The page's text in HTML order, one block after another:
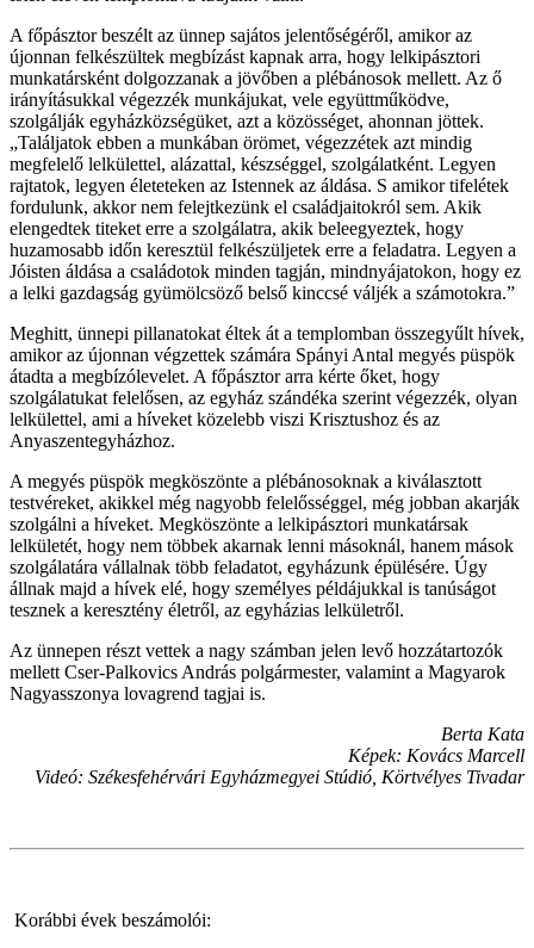
A főpásztor beszélt az ünnep sajátos jelentőségéről, amikor az
újonnan felkészültek megbízást kapnak arra, hogy lelkipásztori
munkatársként dolgozzanak a jövőben a plébánosok mellett. Az ő
irányításukkal végezzék munkájukat, vele együttműködve,
szolgálják egyházközségüket, azt a közösséget, ahonnan jöttek.
„Találjatok ebben a munkában örömet, végezzétek azt mindig
megfelelő lelkülettel, alázattal, készséggel, szolgálatként. Legyen
rajtatok, legyen életeteken az Istennek az áldása. S amikor tifelétek
fordulunk, akkor nem felejtkezünk el családjaitokról sem. Akik
elengedtek titeket erre a szolgálatra, akik beleegyeztek, hogy
huzamosabb időn keresztül felkészüljetek erre a feladatra. Legyen a
Jóisten áldása a családotok minden tagján, mindnyájatokon, hogy ez
a lelki gazdagság gyümölcsöző belső kinccsé váljék a számotokra.”
Meghitt, ünnepi pillanatokat éltek át a templomban összegyűlt hívek,
amikor az újonnan végzettek számára Spányi Antal megyés püspök
átadta a megbízólevelet. A főpásztor arra kérte őket, hogy
szolgálatukat felelősen, az egyház szándéka szerint végezzék, olyan
lelkülettel, ami a híveket közelebb viszi Krisztushoz és az
Anyaszentegyházhoz.
A megyés püspök megköszönte a plébánosoknak a kiválasztott
testvéreket, akikkel még nagyobb felelősséggel, még jobban akarják
szolgálni a híveket. Megköszönte a lelkipásztori munkatársak
lelkületét, hogy nem többek akarnak lenni másoknál, hanem mások
szolgálatára vállalnak több feladatot, egyházunk épülésére. Úgy
állnak majd a hívek elé, hogy személyes példájukkal is tanúságot
tesznek a keresztény életről, az egyházias lelkületről.
Az ünnepen részt vettek a nagy számban jelen levő hozzátartozók
mellett Cser-Palkovics András polgármester, valamint a Magyarok
Nagyasszonya lovagrend tagjai is.
Berta Kata
Képek: Kovács Marcell
Videó: Székesfehérvári Egyházmegyei Stúdió, Körtvélyes Tivadar
Korábbi évek beszámolói: